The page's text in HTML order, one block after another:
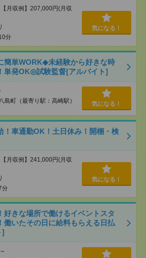
月収例】207,000円(月収
分
気になる！
簡単WORK◆未経験から好きな時
単発OK◎試験監督[アルバイト]
島町（最寄り駅：高崎駅） 気になる！
！車通勤OK！土日休み！開梱・検
月収例】241,000円(月収
分
気になる！
好きな場所で働けるイベントスタ
いたその日に給料もらえる日払
]